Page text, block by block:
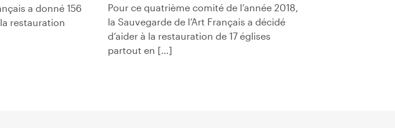
a donné 156
restauration
Pour ce quatrième comité de l’année 2018,
la Sauvegarde de l’Art Français a décidé
d’aider à la restauration de 17 églises
partout en […]